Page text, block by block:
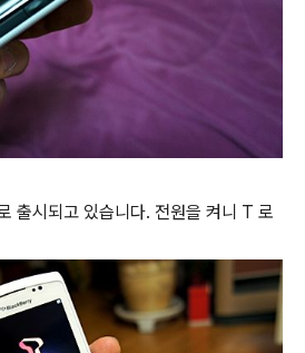
출시되고 있습니다. 전원을 켜니 T 로